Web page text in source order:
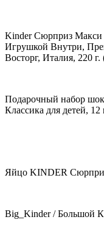
Kinder Сюрприз Макси
Игрушкой Внутри,
Восторг, Италия, 220
Подарочный набор
Классика для детей,
Яйцо KINDER
Big_Kinder / Большой